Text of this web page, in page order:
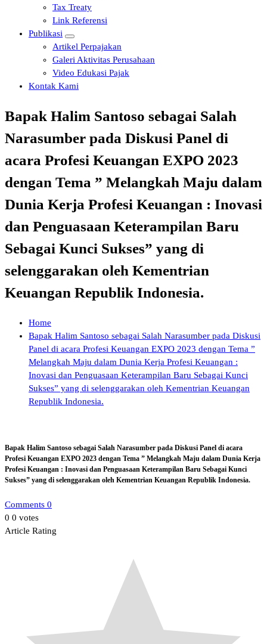
Tax Treaty
Link Referensi
Publikasi
Artikel Perpajakan
Galeri Aktivitas Perusahaan
Video Edukasi Pajak
Kontak Kami
Bapak Halim Santoso sebagai Salah
Narasumber pada Diskusi Panel di
acara Profesi Keuangan EXPO 2023
dengan Tema ” Melangkah Maju dalam
Dunia Kerja Profesi Keuangan : Inovasi
dan Penguasaan Keterampilan Baru
Sebagai Kunci Sukses” yang di
selenggarakan oleh Kementrian
Keuangan Republik Indonesia.
Home
Bapak Halim Santoso sebagai Salah Narasumber pada Diskusi
Panel di acara Profesi Keuangan EXPO 2023 dengan Tema ”
Melangkah Maju dalam Dunia Kerja Profesi Keuangan :
Inovasi dan Penguasaan Keterampilan Baru Sebagai Kunci
Sukses” yang di selenggarakan oleh Kementrian Keuangan
Republik Indonesia.
Bapak Halim Santoso sebagai Salah Narasumber pada Diskusi Panel di acara
Profesi Keuangan EXPO 2023 dengan Tema ” Melangkah Maju dalam Dunia Kerja
Profesi Keuangan : Inovasi dan Penguasaan Keterampilan Baru Sebagai Kunci
Sukses” yang di selenggarakan oleh Kementrian Keuangan Republik Indonesia.
Comments 0
0 0 votes
Article Rating